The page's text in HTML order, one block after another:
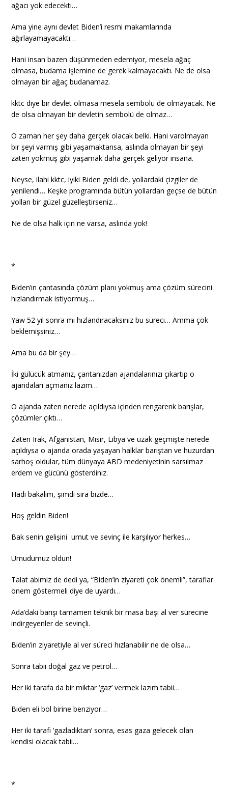
ağacı yok edecekti…
Ama yine aynı devlet Biden’i resmi makamlarında
ağırlayamayacaktı…
Hani insan bazen düşünmeden edemiyor, mesela ağaç
olmasa, budama işlemine de gerek kalmayacaktı. Ne de olsa
olmayan bir ağaç budanamaz.
kktc diye bir devlet olmasa mesela sembolü de olmayacak. Ne
de olsa olmayan bir devletin sembolü de olmaz…
O zaman her şey daha gerçek olacak belki. Hani varolmayan
bir şeyi varmış gibi yaşamaktansa, aslında olmayan bir şeyi
zaten yokmuş gibi yaşamak daha gerçek geliyor insana.
Neyse, ilahi kktc, iyiki Biden geldi de, yollardaki çizgiler de
yenilendi… Keşke programında bütün yollardan geçse de bütün
yolları bir güzel güzelleştirseniz…
Ne de olsa halk için ne varsa, aslında yok!
*
Biden’ın çantasında çözüm planı yokmuş ama çözüm sürecini
hızlandırmak istiyormuş…
Yaw 52 yıl sonra mı hızlandıracaksınız bu süreci… Amma çok
beklemişsiniz…
Ama bu da bir şey…
İki gülücük atmanız, çantanızdan ajandalarınızı çıkartıp o
ajandaları açmanız lazım…
O ajanda zaten nerede açıldıysa içinden rengarenk barışlar,
çözümler çıktı…
Zaten Irak, Afganistan, Mısır, Libya ve uzak geçmişte nerede
açıldıysa o ajanda orada yaşayan halklar barıştan ve huzurdan
sarhoş oldular, tüm dünyaya ABD medeniyetinin sarsılmaz
erdem ve gücünü gösterdiniz.
Hadi bakalım, şimdi sıra bizde…
Hoş geldin Biden!
Bak senin gelişini umut ve sevinç ile karşılıyor herkes…
Umudumuz oldun!
Talat abimiz de dedi ya, “Biden’in ziyareti çok önemli”, taraflar
önem göstermeli diye de uyardı…
Ada’daki barışı tamamen teknik bir masa başı al ver sürecine
indirgeyenler de sevinçli.
Biden’in ziyaretiyle al ver süreci hızlanabilir ne de olsa…
Sonra tabii doğal gaz ve petrol…
Her iki tarafa da bir miktar ‘gaz’ vermek lazım tabii…
Biden eli bol birine benziyor…
Her iki tarafı ‘gazladıktan’ sonra, esas gaza gelecek olan
kendisi olacak tabii…
*